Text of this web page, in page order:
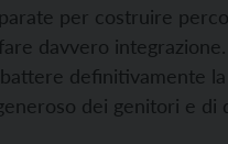
per costruire
davvero
definitivamente
dei genitori e